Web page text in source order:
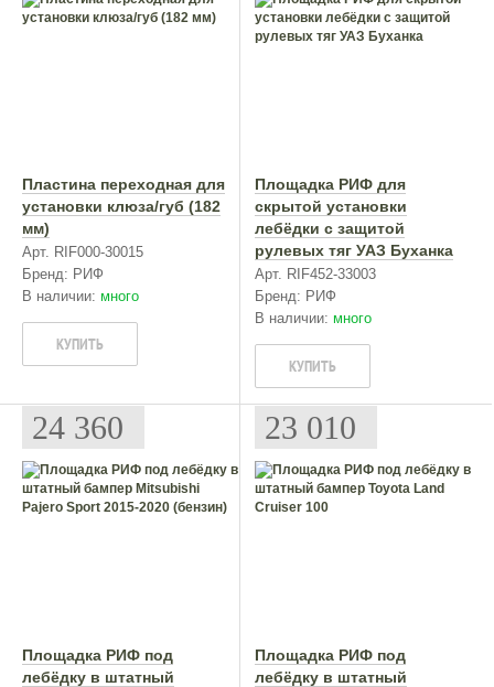
Пластина переходная для
установки клюза/губ (182
мм)
Арт. RIF000-30015
Бренд: РИФ
В наличии: много
КУПИТЬ
Площадка РИФ для
скрытой установки
лебёдки с защитой
рулевых тяг УАЗ Буханка
Арт. RIF452-33003
Бренд: РИФ
В наличии: много
КУПИТЬ
24 360
Площадка РИФ под
лебёдку в штатный
23 010
Площадка РИФ под
лебёдку в штатный